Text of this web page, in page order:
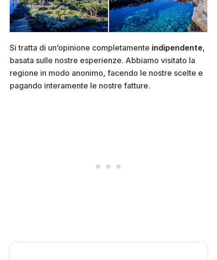
Si tratta di un’opinione completamente indipendente,
basata sulle nostre esperienze. Abbiamo visitato la
regione in modo anonimo, facendo le nostre scelte e
pagando interamente le nostre fatture.